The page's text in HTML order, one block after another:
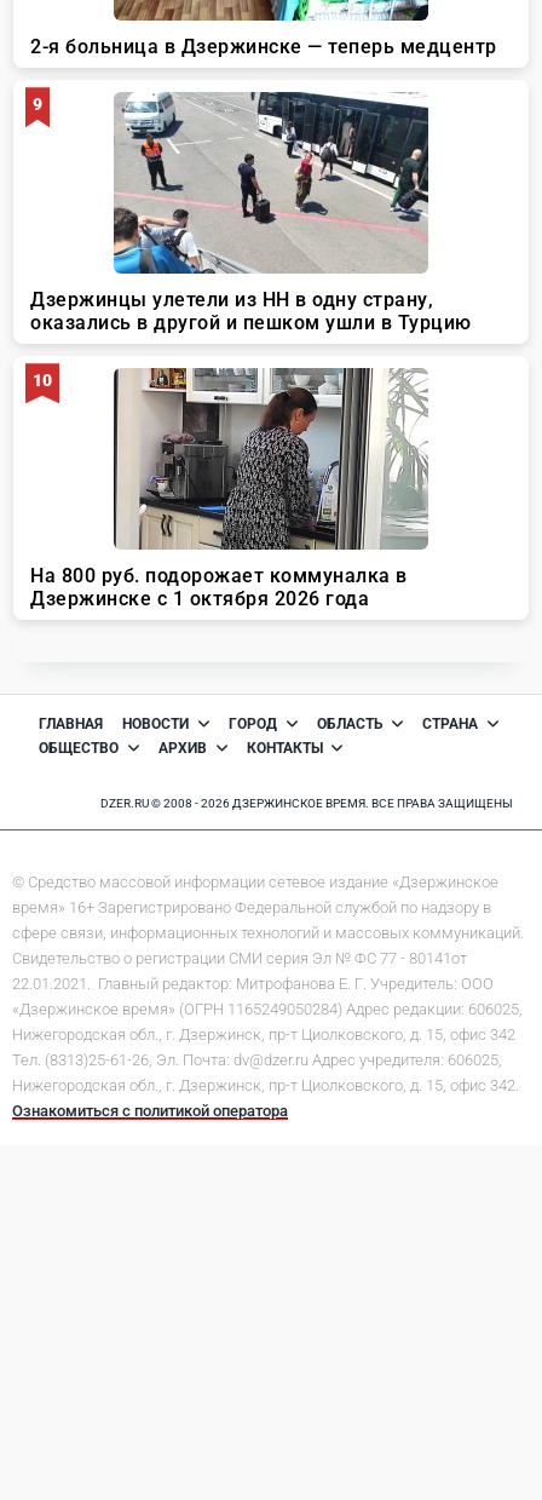
ГЛАВНАЯ НОВОСТИ ГОРОД ОБЛАСТЬ
СТРАНА
ОБЩЕСТВО
АРХИВ КОНТАКТЫ
DZER.RU © 2008 - 2026 ДЗЕРЖИНСКОЕ ВРЕМЯ. ВСЕ ПРАВА ЗАЩИЩЕНЫ
© Средство массовой информации сетевое издание «Дзержинское
время» 16+ Зарегистрировано Федеральной службой по надзору в
сфере связи, информационных технологий и массовых коммуникаций.
Свидетельство о регистрации СМИ серия Эл № ФС 77 - 80141от
22.01.2021. Главный редактор: Митрофанова Е. Г. Учредитель: ООО
«Дзержинское время» (ОГРН 1165249050284) Адрес редакции: 606025,
Нижегородская обл., г. Дзержинск, пр-т Циолковского, д. 15, офис 342
Тел. (8313)25-61-26, Эл. Почта: dv@dzer.ru Адрес учредителя: 606025,
Нижегородская обл., г. Дзержинск, пр-т Циолковского, д. 15, офис 342.
Ознакомиться с политикой оператора